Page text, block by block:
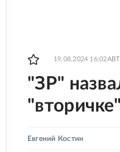
19.08.2024 16:02
"ЗР"
Евгений Костин